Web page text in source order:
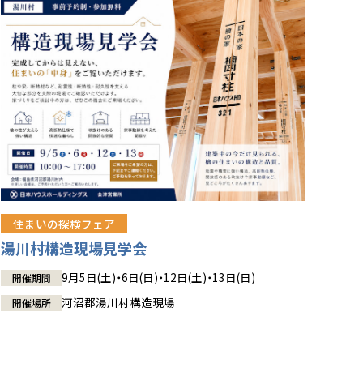
住まいの探検フェア
湯川村構造現場見学会
開催期間 9月5日(土)・6日(日)・12日(土)・13日(日)
開催場所 河沼郡湯川村構造現場